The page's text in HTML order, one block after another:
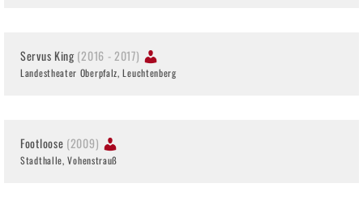
Servus King(2016 - 2017)
Landestheater Oberpfalz, Leuchtenberg
Footloose (2009)
Stadthalle, Vohenstrauß